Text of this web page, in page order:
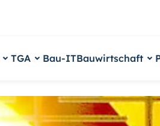
TGA Bau-ITBauwirtschaft